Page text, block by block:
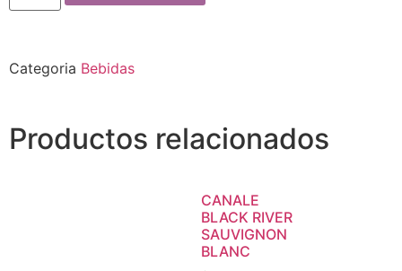
Categoria Bebidas
Productos relacionados
CANALE
BLACK RIVER
SAUVIGNON
BLANC